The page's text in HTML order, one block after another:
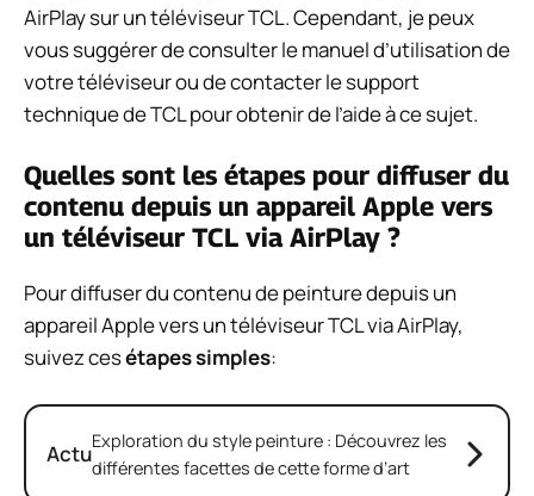
AirPlay sur un téléviseur TCL. Cependant, je peux
vous suggérer de consulter le manuel d’utilisation de
votre téléviseur ou de contacter le support
technique de TCL pour obtenir de l’aide à ce sujet.
Quelles sont les étapes pour diffuser du
contenu depuis un appareil Apple vers
un téléviseur TCL via AirPlay ?
Pour diffuser du contenu de peinture depuis un
appareil Apple vers un téléviseur TCL via AirPlay,
suivez cesétapes simples:
ActuExploration du style peinture : Découvrez les
différentes facettes de cette forme d’art